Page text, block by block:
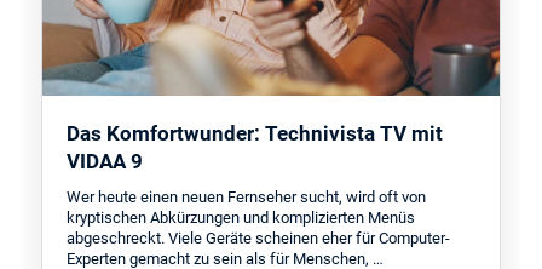
Das Komfortwunder: Technivista TV mit
VIDAA 9
Wer heute einen neuen Fernseher sucht, wird oft von
kryptischen Abkürzungen und komplizierten Menüs
abgeschreckt. Viele Geräte scheinen eher für Computer-
Experten gemacht zu sein als für Menschen, …